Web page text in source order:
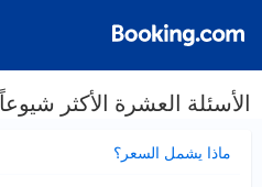
الأسئلة العشرة الأكثر شيوعاً
ماذا يشمل السعر؟
مصغر